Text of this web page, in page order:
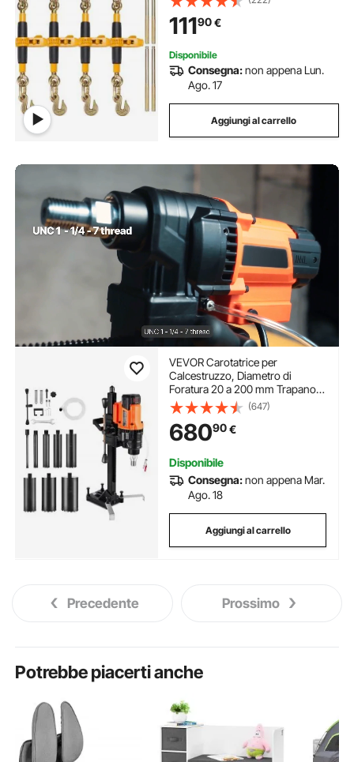
Antiscivolo, Leganti a Catena per
Trasporto per Rimorchio a Pianale,
4 Pezzi
11190€
Disponibile
Consegna:non appena Lun.
Ago. 17
Aggiungi al carrello
VEVOR Carotatrice per
Calcestruzzo, Diametro di
Foratura 20 a 200 mm Trapano a
Carotaggio per Calcestruzzo a
Secco e a Umido con Supporto,
8 Punte da Trapano, Velocità 850
giri/min, 3000 W
(647)
68090€
Disponibile
Consegna:non appena Mar.
Ago. 18
Aggiungi al carrello
Precedente Prossimo
Potrebbe piacerti anche